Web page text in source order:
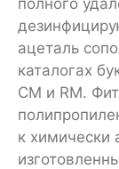
ацеталь
каталогах
CM и RM.
к